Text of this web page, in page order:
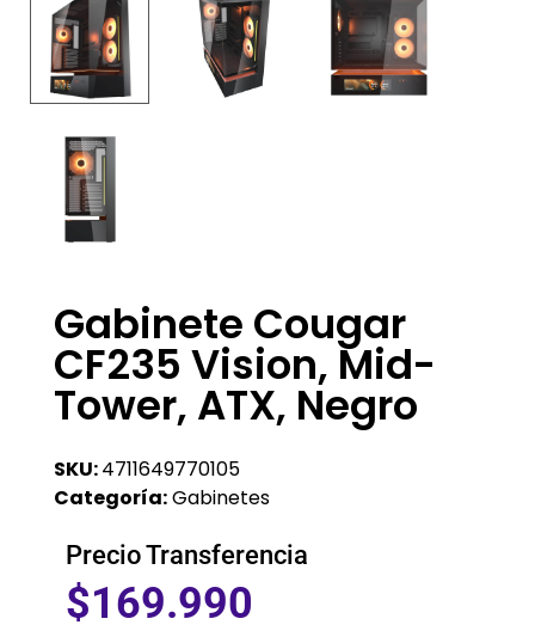
Gabinete Cougar
CF235 Vision, Mid-
Tower, ATX, Negro
SKU:4711649770105
Categoría:Gabinetes
Precio Transferencia
$169.990